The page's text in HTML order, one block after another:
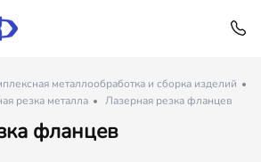
металлообработка и сборка изделий
резка металла Лазерная резка фланцев
фланцев